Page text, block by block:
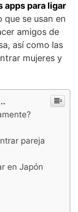
apps para ligar
se usan en
amigos de
así como las
mujeres y
pareja
en Japón